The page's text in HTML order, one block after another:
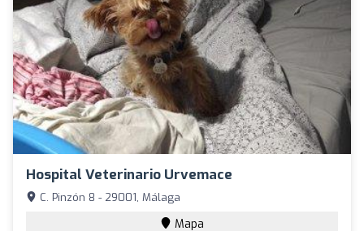
Hospital Veterinario Urvemace
C. Pinzón 8 - 29001, Málaga
Mapa